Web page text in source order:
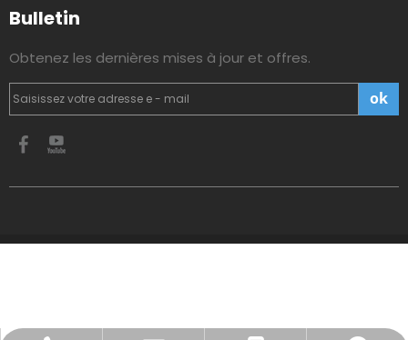
Bulletin
Obtenez les dernières mises à jour et offres.
ok